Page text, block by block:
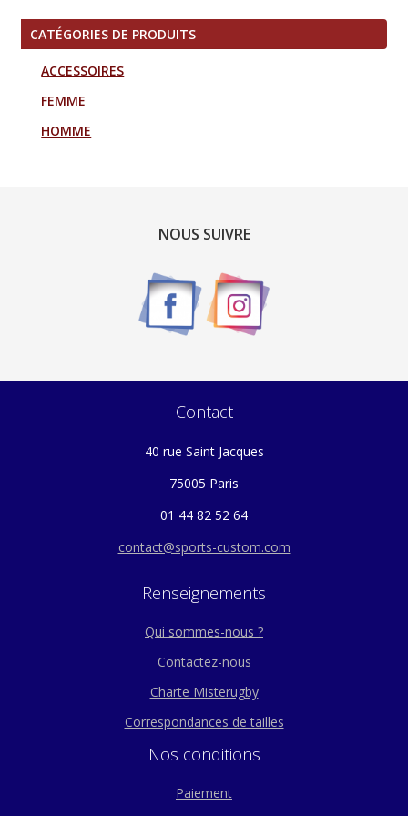
CATÉGORIES DE PRODUITS
ACCESSOIRES
FEMME
HOMME
NOUS SUIVRE
Contact
40 rue Saint Jacques
75005 Paris
01 44 82 52 64
contact@sports-custom.com
Renseignements
Qui sommes-nous ?
Contactez-nous
Charte Misterugby
Correspondances de tailles
Nos conditions
Paiement